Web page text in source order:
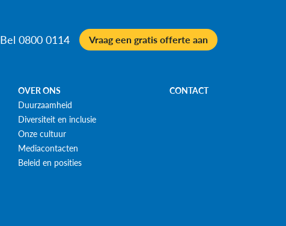
Bel 0800 0114
OVER ONS
Duurzaamheid
Diversiteit en inclusie
Onze cultuur
Mediacontacten
Beleid en posities
CONTACT
Vraag een gratis offerte aan